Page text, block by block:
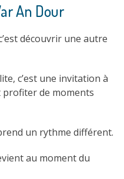
An Dour
découvrir une autre
c’est une invitation à
de moments
un rythme différent.
au moment du